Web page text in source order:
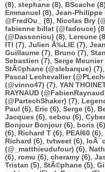
(8), stephane (8), BScache
Emmanuel (8), Jean-Philippe
@FredOu_
(8), Nicolas Bry
fabienne billat (@fadouce)
(@Dassoniou) (8), Lereune
ITI (7), Julien Ã‰LIE (7),
Guillaume (7), Bruno (7),
Sebastien (7), Serge Meunier
StÃ©phane (@slebarque) (7),
Pascal Lechevallier
(@vinno47) (7), YAN
RAYNAUD
(@PartechShaker) (7),
Paul (6), Eric (6), Serge (6),
Jacques (6), sebou (6),
Bonjour Bonjour(6), boris (6),
(6), Richard T (6), PEAI60 (6),
Richard (6), tvtweet (6),
(@_matthieudufour) (6),
(6), romu (6), cheramy (6),
Tristan (5), StÃ©phane (5),